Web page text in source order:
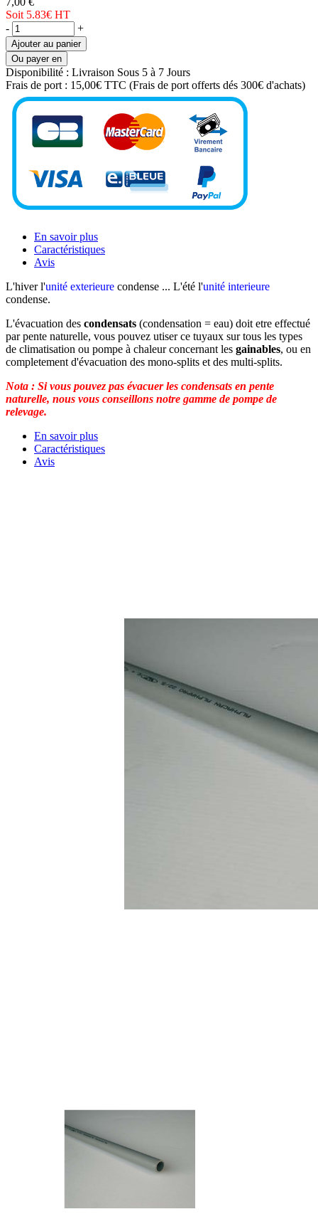
Soit 5.83€ HT
-
+
Ajouter au panier
Ou payer en
Disponibilité : Livraison Sous 5 à 7 Jours
Frais de port : 15,00€ TTC (Frais de port offerts dés 300€ d'achats)
En savoir plus
Caractéristiques
Avis
L'hiver l'unité exterieure condense ... L'été l'unité interieure
condense.
L'évacuation des condensats (condensation = eau) doit etre effectué
par pente naturelle, vous pouvez utiser ce tuyaux sur tous les types
de climatisation ou pompe à chaleur concernant les gainables, ou en
completement d'évacuation des mono-splits et des multi-splits.
Nota : Si vous pouvez pas évacuer les condensats en pente
naturelle, nous vous conseillons notre gamme de pompe de
relevage.
En savoir plus
Caractéristiques
Avis